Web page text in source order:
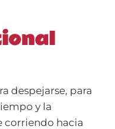
despejarse, para
y la
corriendo hacia